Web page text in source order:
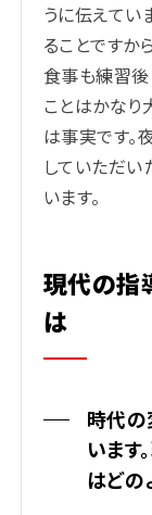
うに伝えてい
ることですか
食事も練習後
ことはかなり
は事実です。
していただい
います。
現代の指
は
時代の
います
はどの